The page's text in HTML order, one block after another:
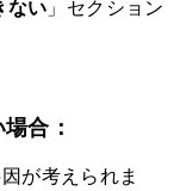
ない 」セクション
合：
が考えられま